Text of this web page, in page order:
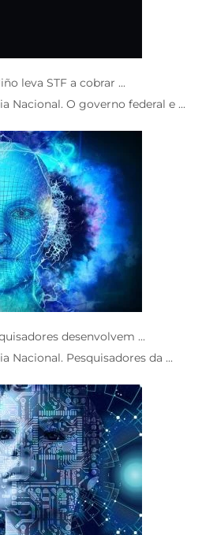
leva STF a cobrar ...
Nacional. O governo federal e ...
desenvolvem ...
Nacional. Pesquisadores da ...